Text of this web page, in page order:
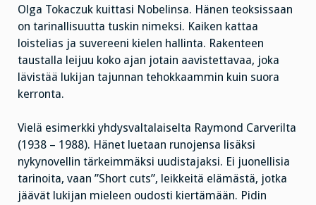
Olga Tokaczuk kuittasi Nobelinsa. Hänen teoksissaan
on tarinallisuutta tuskin nimeksi. Kaiken kattaa
loistelias ja suvereeni kielen hallinta. Rakenteen
taustalla leijuu koko ajan jotain aavistettavaa, joka
lävistää lukijan tajunnan tehokkaammin kuin suora
kerronta.
Vielä esimerkki yhdysvaltalaiselta Raymond Carverilta
(1938 – 1988). Hänet luetaan runojensa lisäksi
nykynovellin tärkeimmäksi uudistajaksi. Ei juonellisia
tarinoita, vaan ”Short cuts”, leikkeitä elämästä, jotka
jäävät lukijan mieleen oudosti kiertämään. Pidin